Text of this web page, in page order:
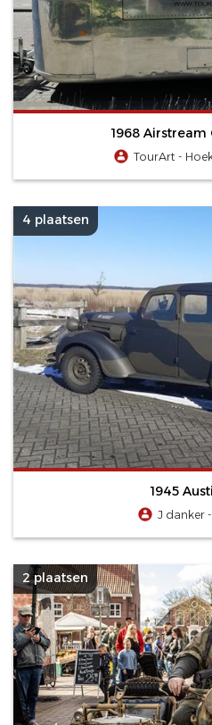
1968
TourArt -
4 plaatsen
1945
J danker
2 plaatsen